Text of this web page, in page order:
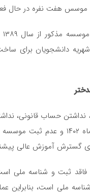
در حال فعالیت است که ۶ نفر از
شهریه دانشجویان
نداشتن حساب قانونی‌،
ضرورت ثبت موسسه تا پایان
فاقد ثبت و شناسه
ملی است، بنابراین